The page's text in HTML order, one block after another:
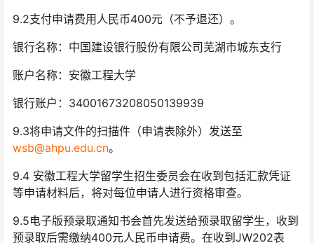
9.2支付申请费用人民币400元（不予退还）。
银行名称：中国建设银行股份有限公司芜湖市城东支行
账户名称：安徽工程大学
银行账户：34001673208050139939
9.3将申请文件的扫描件（申请表除外）发送至
wsb@ahpu.edu.cn。
9.4 安徽工程大学留学生招生委员会在收到包括汇款凭证
等申请材料后，将对每位申请人进行资格审查。
9.5电子版预录取通知书会首先发送给预录取留学生，收到
预录取后需缴纳400元人民币申请费。在收到JW202表